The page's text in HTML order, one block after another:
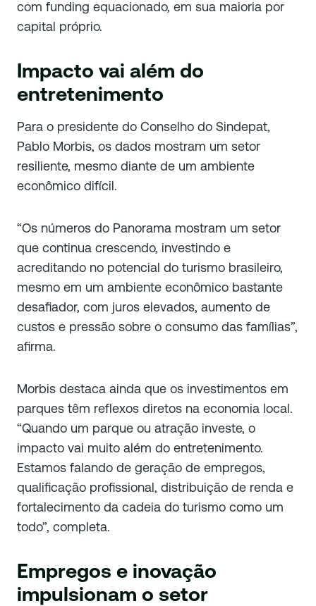
com funding equacionado, em sua maioria por
capital próprio.
Impacto vai além do
entretenimento
Para o presidente do Conselho do Sindepat,
Pablo Morbis, os dados mostram um setor
resiliente, mesmo diante de um ambiente
econômico difícil.
“Os números do Panorama mostram um setor
que continua crescendo, investindo e
acreditando no potencial do turismo brasileiro,
mesmo em um ambiente econômico bastante
desafiador, com juros elevados, aumento de
custos e pressão sobre o consumo das famílias”,
afirma.
Morbis destaca ainda que os investimentos em
parques têm reflexos diretos na economia local.
“Quando um parque ou atração investe, o
impacto vai muito além do entretenimento.
Estamos falando de geração de empregos,
qualificação profissional, distribuição de renda e
fortalecimento da cadeia do turismo como um
todo”, completa.
Empregos e inovação
impulsionam o setor